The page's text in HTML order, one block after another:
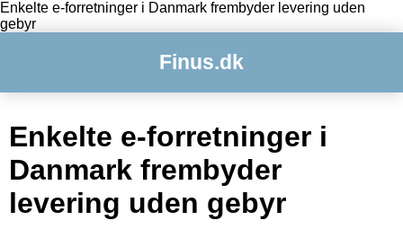
Enkelte e-forretninger i Danmark frembyder levering uden
gebyr
Finus.dk
Enkelte e-forretninger i
Danmark frembyder
levering uden gebyr